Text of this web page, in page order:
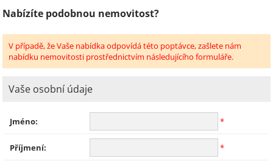
Nabízíte podobnou nemovitost?
V případě, že Vaše nabídka odpovídá této poptávce, zašlete nám
nabídku nemovitosti prostřednictvím následujícího formuláře.
Vaše osobní údaje
Jméno: *
Příjmení: *